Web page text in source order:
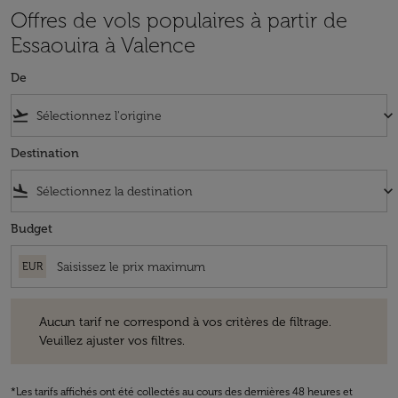
Offres de vols populaires à partir de
Essaouira à Valence
De
flight_takeoff keyboard_arrow_down
Destination
flight_land keyboard_arrow_down
Budget
EUR
Aucun tarif ne correspond à vos critères de filtrage.
Veuillez ajuster vos filtres.
*Les tarifs affichés ont été collectés au cours des dernières 48 heures et